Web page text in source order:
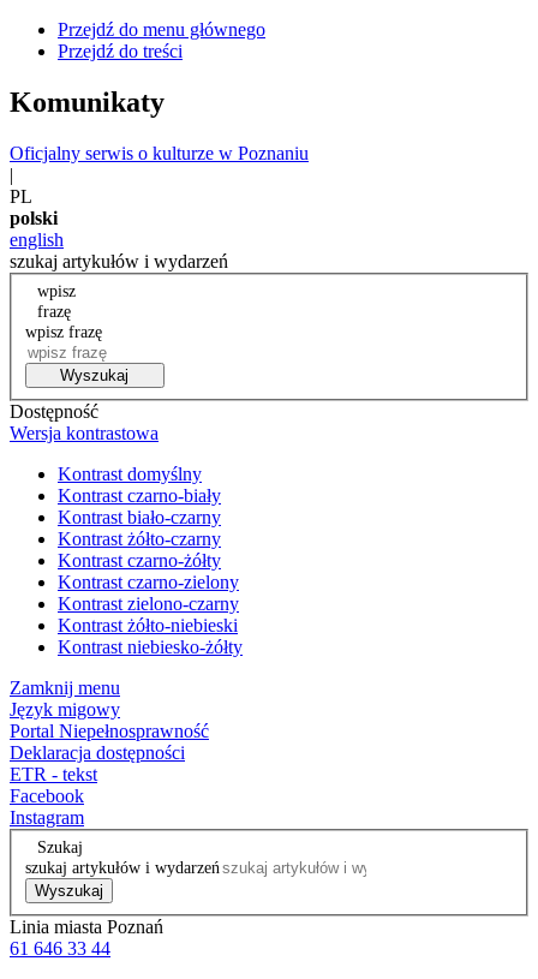
Przejdź do menu głównego
Przejdź do treści
Komunikaty
Oficjalny serwis o kulturze w Poznaniu
|
PL
polski
english
szukaj artykułów i wydarzeń
wpisz
frazę
wpisz frazę
Wyszukaj
Dostępność
Wersja kontrastowa
Kontrast domyślny
Kontrast czarno-biały
Kontrast biało-czarny
Kontrast żółto-czarny
Kontrast czarno-żółty
Kontrast czarno-zielony
Kontrast zielono-czarny
Kontrast żółto-niebieski
Kontrast niebiesko-żółty
Zamknij menu
Język migowy
Portal Niepełnosprawność
Deklaracja dostępności
ETR - tekst
Facebook
Instagram
Szukaj
szukaj artykułów i wydarzeń
Wyszukaj
Linia miasta Poznań
61 646 33 44